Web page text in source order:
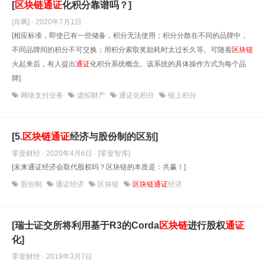
[区块链通证化积分靠谱吗？]
[肖飒] · 2020年7月1日
[相应标准，即使已有一些储备，积分无法使用；积分分散在不同的品牌中，
不同品牌间的积分不可交换；用积分索取奖励耗时太过长久等。可随着区块链
火起来后，有人提出通证化积分系统概念。该系统的具体操作方式为每个品
牌]
网络支付业务 虚拟财产 通证化积分 链上积分
[5.区块链通证经济与股份制的区别]
零壹财经 · 2020年4月6日 · [零壹智库]
[未来通证经济会取代股权吗？区块链的本质是：共赢！]
股份制 通证经济 区块链 区块链通证经济
[瑞士证交所将利用基于R3的Corda区块链进行股权通证
化]
零壹财经 · 2019年3月7日